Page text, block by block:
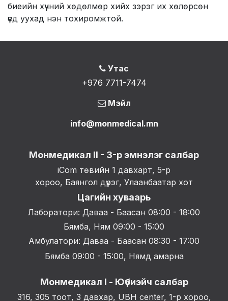
биеийн хүчний хөдөлмөр хийх зэрэг их хөлөрсөн
үед уухад нэн тохиромжтой.
Утас
+976 7711-7474
Мэйл
info@monmedical.mn
Монмедикал II - 3-р эмнэлэг салбар
iCom төвийн 1 давхарт, 5-р
хороо, Баянгол дүүрэг, Улаанбаатар хот
Цагийн хуваарь
Лаборатори: Даваа - Баасан 08:00 - 18:00
Бямба, Ням 09:00 - 15:00
Амбулатори: Даваа - Баасан 08:30 - 17:00
Бямба 09:00 - 15:00, Нямд амарна
Монмедикал I - Юүбиэйч салбар
316, 305 тоот, 3 давхар, UBH center, 1-р хороо,